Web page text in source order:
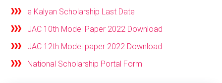
e Kalyan Scholarship Last Date
JAC 10th Model Paper 2022 Download
JAC 12th Model paper 2022 Download
National Scholarship Portal Form